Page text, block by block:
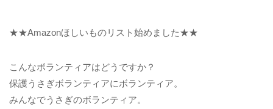
★★Amazonほしいものリスト始めました★★
こんなボランティアはどうですか？
保護うさぎボランティアにボランティア。
みんなでうさぎのボランティア。